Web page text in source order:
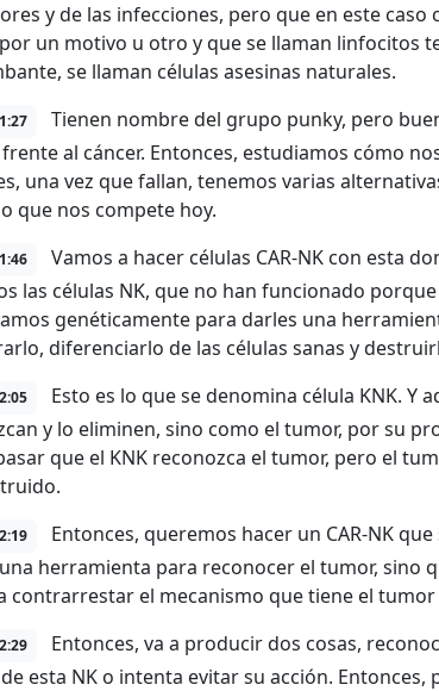
y de las infecciones, pero que en este
un motivo u otro y que se llaman linfocitos
se llaman células asesinas naturales.
Tienen nombre del grupo punky, pero
al cáncer. Entonces, estudiamos cómo
una vez que fallan, tenemos varias
que nos compete hoy.
Vamos a hacer células CAR-NK con esta
las células NK, que no han funcionado
genéticamente para darles una
diferenciarlo de las células sanas y
Esto es lo que se denomina célula KNK.
y lo eliminen, sino como el tumor, por su
que el KNK reconozca el tumor, pero el
Entonces, queremos hacer un CAR-NK
herramienta para reconocer el tumor, sino
contrarrestar el mecanismo que tiene el
Entonces, va a producir dos cosas,
esta NK o intenta evitar su acción.